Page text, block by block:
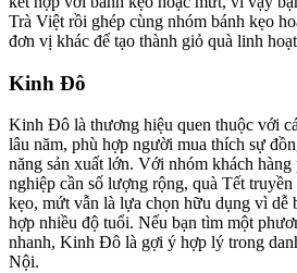
Trà Việt rồi ghép cùng nhóm bánh kẹo
đơn vị khác để tạo thành giỏ quà linh
Kinh Đô
Kinh Đô là thương hiệu quen thuộc với
lâu năm, phù hợp người mua thích sự
năng sản xuất lớn. Với nhóm khách hàng
nghiệp cần số lượng rộng, quà Tết
kẹo, mứt vẫn là lựa chọn hữu dụng vì dễ
hợp nhiều độ tuổi. Nếu bạn tìm một
nhanh, Kinh Đô là gợi ý hợp lý trong
Nội.